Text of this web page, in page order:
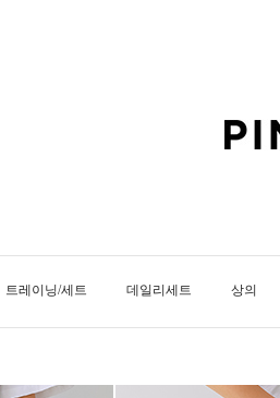
트레이닝/세트 데일리세트 상의